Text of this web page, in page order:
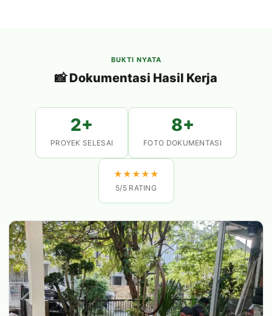
BUKTI NYATA
📸 Dokumentasi Hasil Kerja
2+
PROYEK SELESAI
8+
FOTO DOKUMENTASI
★★★★★
5/5 RATING